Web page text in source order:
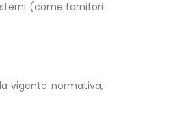
(come fornitori
vigente normativa,